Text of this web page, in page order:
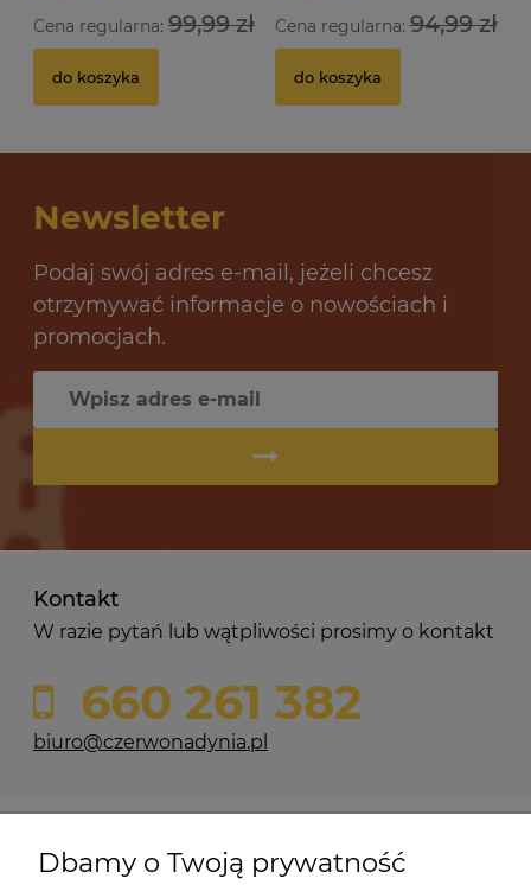
Cena regularna: 99,99 zł
do koszyka
Cena regularna:94,99 zł
do koszyka
Newsletter
Podaj swój adres e-mail, jeżeli chcesz
otrzymywać informacje o nowościach i
promocjach.
Kontakt
W razie pytań lub wątpliwości prosimy o kontakt
660 261 382
biuro@czerwonadynia.pl
Dbamy o Twoją prywatność